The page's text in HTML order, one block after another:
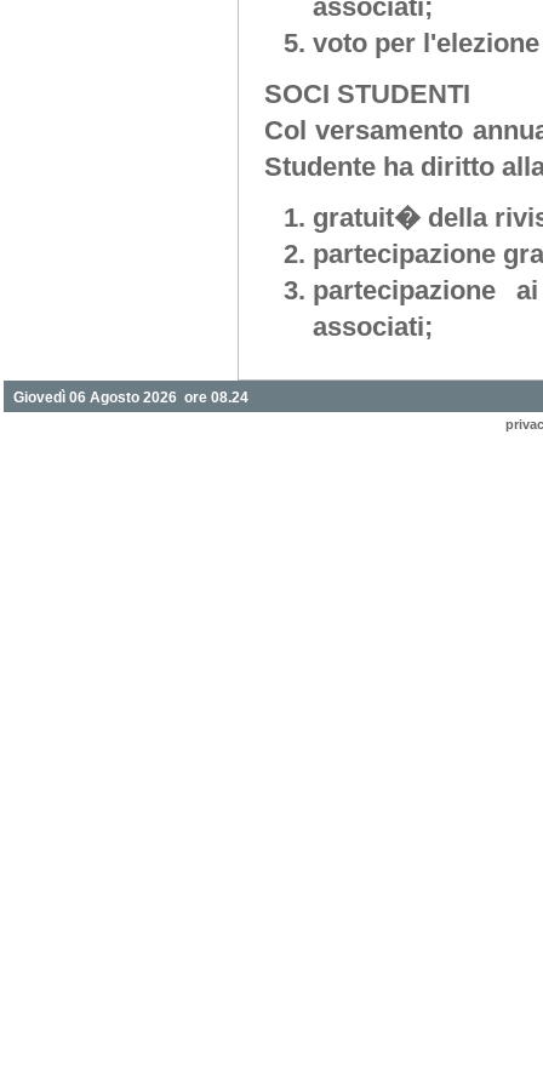
associati;
voto per
SOCI STUDENTI
Col versamento
Studente ha diritto
gratuit� della
partecipazione
partecipazione
associati;
Giovedì 06 Agosto 2026 ore 08.24